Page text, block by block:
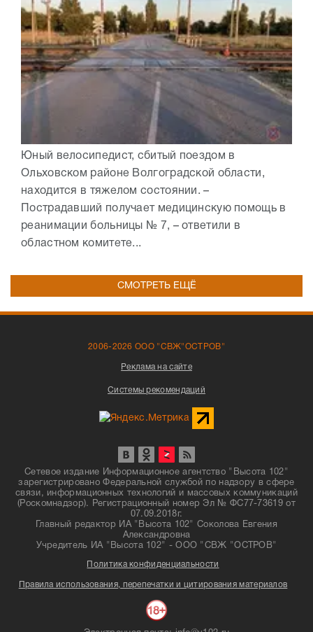
Юный велосипедист, сбитый поездом в
Ольховском районе Волгоградской области,
находится в тяжелом состоянии. –
Пострадавший получает медицинскую помощь в
реанимации больницы № 7, – ответили в
областном комитете...
СМОТРЕТЬ ЕЩЁ
2006-2026 ООО "СВЖ"ОСТРОВ"
Реклама на сайте
Системы рекомендаций
Сетевое издание Информационное агентство "Высота 102"
зарегистрировано Федеральной службой по надзору в сфере
связи, информационных технологий и массовых коммуникаций
(Роскомнадзор). Регистрационный номер Эл № ФС77-73619 от
07.09.2018г.
Главный редактор ИА "Высота 102" Соколова Евгения
Александровна
Учредитель ИА "Высота 102" - ООО "СВЖ "ОСТРОВ"
Политика конфиденциальности
Правила использования, перепечатки и цитирования материалов